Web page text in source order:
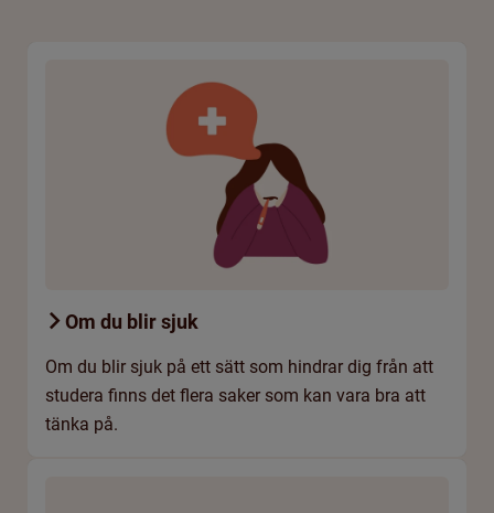
Om du blir sjuk
Om du blir sjuk på ett sätt som hindrar dig från att
studera finns det flera saker som kan vara bra att
tänka på.